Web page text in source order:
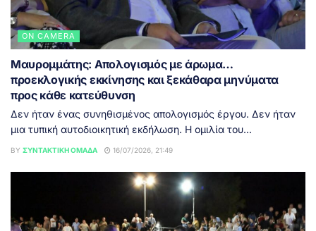
ON CAMERA
Μαυρομμάτης: Απολογισμός με άρωμα…
προεκλογικής εκκίνησης και ξεκάθαρα μηνύματα
προς κάθε κατεύθυνση
Δεν ήταν ένας συνηθισμένος απολογισμός έργου. Δεν ήταν
μια τυπική αυτοδιοικητική εκδήλωση. Η ομιλία του...
BY ΣΥΝΤΑΚΤΙΚΉ ΟΜΆΔΑ 16/07/2026, 21:49